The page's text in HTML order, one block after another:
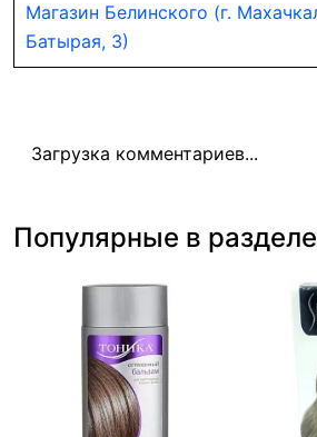
Магазин Белинского (г.
Батырая, 3)
Загрузка комментариев...
Популярные в разделе